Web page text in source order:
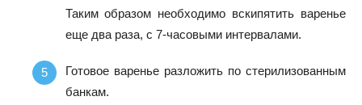
Таким образом необходимо вскипятить варенье
еще два раза, с 7-часовыми интервалами.
Готовое варенье разложить по стерилизованным
банкам.